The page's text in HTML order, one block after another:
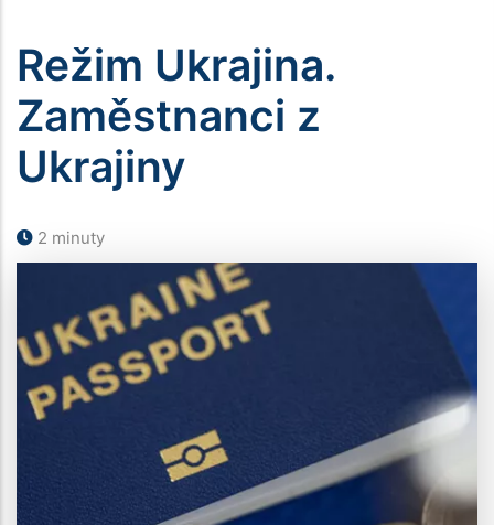
Režim Ukrajina.
Zaměstnanci z
Ukrajiny
2 minuty